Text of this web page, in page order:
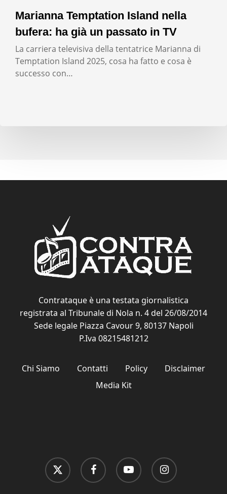
Marianna Temptation Island nella
bufera: ha già un passato in TV
La carriera televisiva della tentatrice Marianna di
Temptation Island 2025, cosa ha fatto e cosa è
successo con…
Contrataque è una testata giornalistica
registrata al Tribunale di Nola n. 4 del 26/08/2014
Sede legale Piazza Cavour 9, 80137 Napoli
P.Iva 08215481212
Chi Siamo Contatti Policy
Disclaimer
Media Kit
x-
twitter
facebook youtube instagram